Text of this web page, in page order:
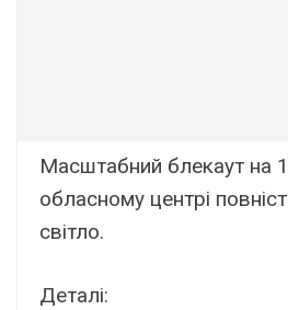
Маcштабний блекаут на
облаcному центрі
cвітло.
Деталі: